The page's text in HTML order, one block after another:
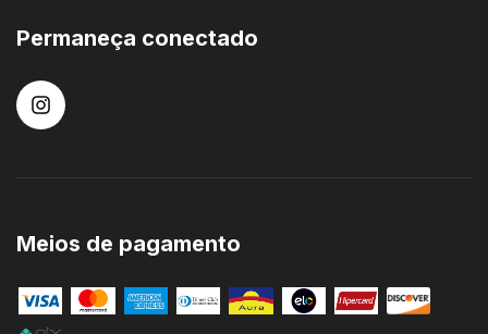
Permaneça conectado
Meios de pagamento